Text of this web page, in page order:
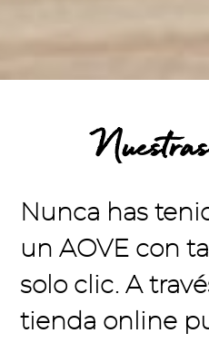
Nunca has
unAOVE con
solo clic. A
tienda online